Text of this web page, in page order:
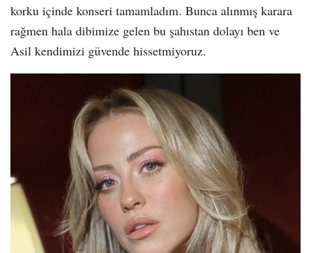
korku içinde konseri tamamladım. Bunca alınmış karara
rağmen hala dibimize gelen bu şahıstan dolayı ben ve
Asil kendimizi güvende hissetmiyoruz.